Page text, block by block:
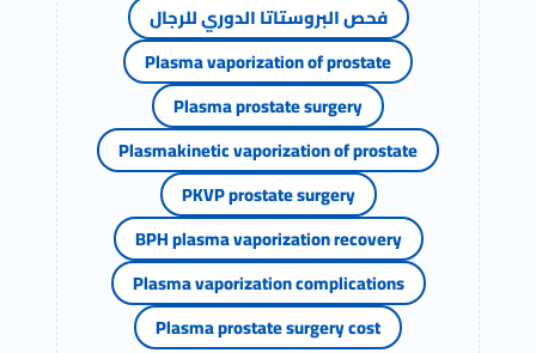
فحص البروستاتا الدوري للرجال
Plasma vaporization of prostate
Plasma prostate surgery
Plasmakinetic vaporization of prostate
PKVP prostate surgery
BPH plasma vaporization recovery
Plasma vaporization complications
Plasma prostate surgery cost